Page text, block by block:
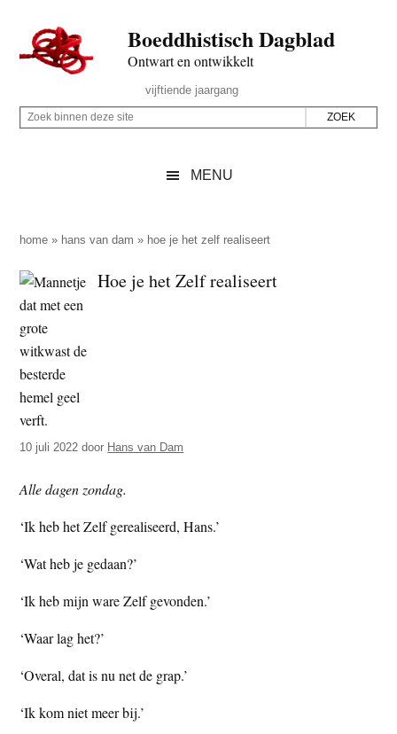
naar
de
inhoud
secondary
naar
de
sidebar
naar
de
Boeddhistisch Dagblad
Ontwart en ontwikkelt
Rechts
vijftiende jaargang
Z
p
d
e
z
e
s
i
t
e
Z
i
n
e
n
d
e
z
e
s
t
MENU
home » hans van dam » hoe je het zelf realiseert
Hoe je het Zelf realiseert
10 juli 2022 door Hans van Dam
Alle dagen zondag.
‘Ik heb het Zelf gerealiseerd, Hans.’
‘Wat heb je gedaan?’
‘Ik heb mijn ware Zelf gevonden.’
‘Waar lag het?’
‘Overal, dat is nu net de grap.’
‘Ik kom niet meer bij.’